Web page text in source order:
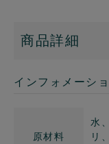
商品詳細
インフォメーシ
原材料
水
リ